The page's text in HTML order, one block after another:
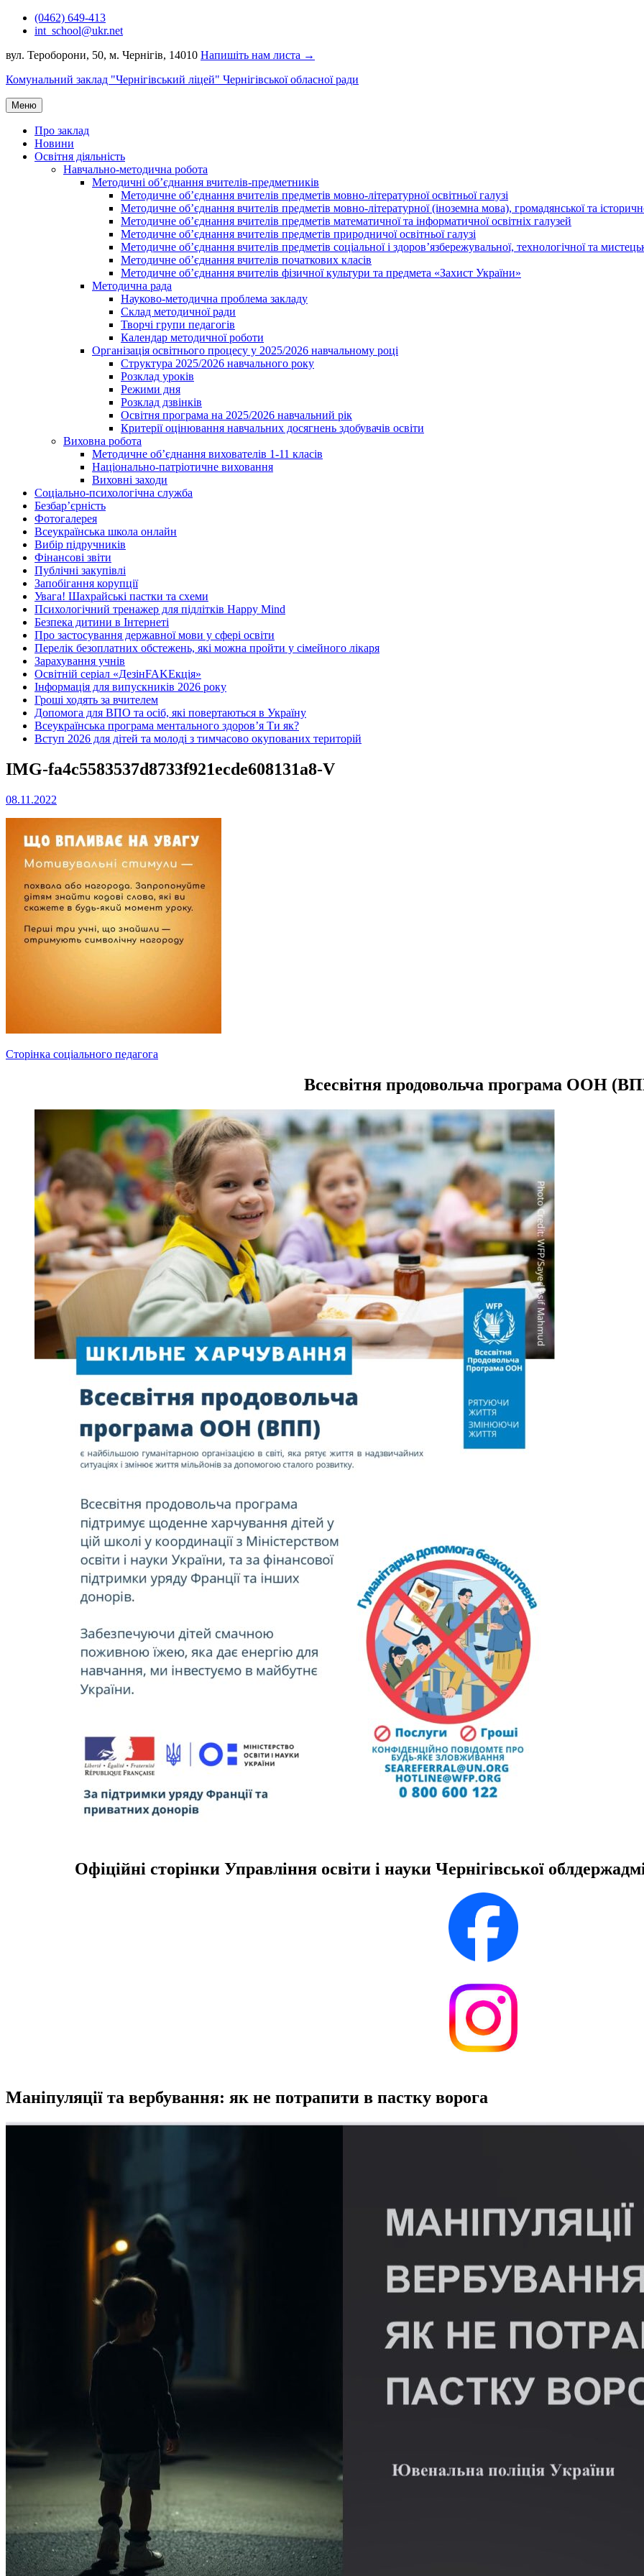
Перейти(0462) 649-413
int_school@ukr.net
вул. Тероборони, 50, м. Чернігів, 14010 Напишіть нам листа →
Комунальний заклад "Чернігівський ліцей" Чернігівської обласної ради
Меню
Про заклад
Новини
Освітня діяльність
Навчально-методична робота
Методичні об’єднання вчителів-предметників
Методичне об’єднання вчителів предметів мовно-літературної освітньої галузі
Методичне об’єднання вчителів предметів мовно-літературної (іноземна мова), громадянської та
Методичне об’єднання вчителів предметів математичної та інформатичної освітніх галузей
Методичне об’єднання вчителів предметів природничої освітньої галузі
Методичне об’єднання вчителів предметів соціальної і здоров’язбережувальної, технологічної та
Методичне об’єднання вчителів початкових класів
Методичне об’єднання вчителів фізичної культури та предмета «Захист України»
Методична рада
Науково-методична проблема закладу
Склад методичної ради
Творчі групи педагогів
Календар методичної роботи
Організація освітнього процесу у 2025/2026 навчальному році
Структура 2025/2026 навчального року
Розклад уроків
Режими дня
Розклад дзвінків
Освітня програма на 2025/2026 навчальний рік
Критерії оцінювання навчальних досягнень здобувачів освіти
Виховна робота
Методичне об’єднання вихователів 1-11 класів
Національно-патріотичне виховання
Виховні заходи
Соціально-психологічна служба
Безбар’єрність
Фотогалерея
Всеукраїнська школа онлайн
Вибір підручників
Фінансові звіти
Публічні закупівлі
Запобігання корупції
Увага! Шахрайські пастки та схеми
Психологічний тренажер для підлітків Happy Mind
Безпека дитини в Інтернеті
Про застосування державної мови у сфері освіти
Перелік безоплатних обстежень, які можна пройти у сімейного лікаря
Зарахування учнів
Освітній серіал «ДезінFAKEкція»
Інформація для випускників 2026 року
Гроші ходять за вчителем
Допомога для ВПО та осіб, які повертаються в Україну
Всеукраїнська програма ментального здоров’я Ти як?
Вступ 2026 для дітей та молоді з тимчасово окупованих територій
IMG-fa4c5583537d8733f921ecde608131a8-V
08.11.2022
Навігація
Сторінка соціального педагога
Всесвітня продовольча програма ООН
Офіційні сторінки Управління освіти і науки Чернігівської
Маніпуляції та вербування: як не потрапити в пастку ворога